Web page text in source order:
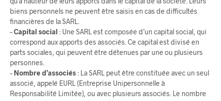
biens personnels ne peuvent être saisis en cas de difficultés
financières de la SARL.
–Capital social : Une SARL est composée d’un capital social, qui
correspond aux apports des associés. Ce capital est divisé en
parts sociales, qui peuvent être détenues par une ou plusieurs
personnes.
– Nombre d’associés: La SARL peut être constituée avec un seul
associé, appelé EURL (Entreprise Unipersonnelle à
Responsabilité Limitée), ou avec plusieurs associés. Le nombre